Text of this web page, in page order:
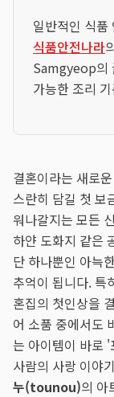
일반적인 식품
식품안전나라
Samgyeop의
가능한 조리
결혼이라는 새로
스란히 담길 첫 보
워나갈지는 모든
하얀 도화지 같은
단 하나뿐인 아늑
추억이 됩니다. 특
혼집의 첫인상을
어 소품 중에서도
는 아이템이 바로
사람의 사랑 이야
누(tounou)의 아